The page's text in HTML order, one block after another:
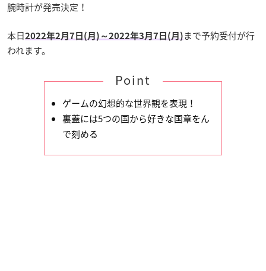
腕時計が発売決定！
本日2022年2月7日(月)～2022年3月7日(月) まで予約受付が行
われます。
Point
ゲームの幻想的な世界観を表現！
裏蓋には5つの国から好きな国章をん
で刻める